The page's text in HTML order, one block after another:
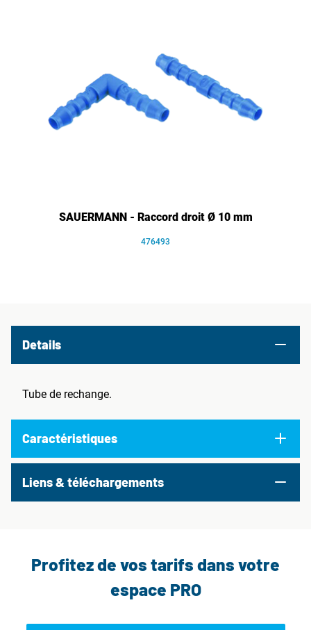
SAUERMANN - Raccord droit Ø 10 mm
476493
Details
Tube de rechange.
Caractéristiques
Liens & téléchargements
Profitez de vos tarifs dans votre
espace PRO